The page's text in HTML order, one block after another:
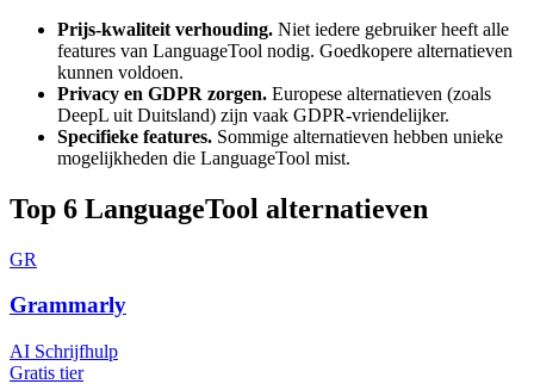
Prijs-kwaliteit verhouding. Niet iedere gebruiker heeft alle
features van LanguageTool nodig. Goedkopere alternatieven
kunnen voldoen.
Privacy en GDPR zorgen. Europese alternatieven (zoals
DeepL uit Duitsland) zijn vaak GDPR-vriendelijker.
Specifieke features. Sommige alternatieven hebben unieke
mogelijkheden die LanguageTool mist.
Top 6 LanguageTool alternatieven
GR
Grammarly
AI Schrijfhulp
Gratis tier